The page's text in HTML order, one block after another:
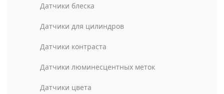
Датчики блеска
Датчики для цилиндров
Датчики контраста
Датчики люминесцентных меток
Датчики цвета